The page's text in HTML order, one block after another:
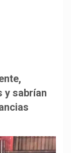
y sabrían